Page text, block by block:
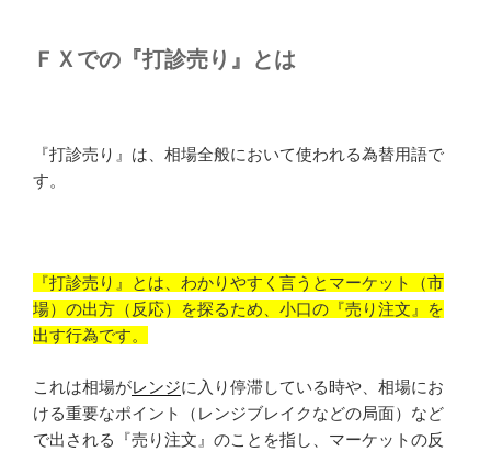
ＦＸでの『打診売り』とは
『打診売り』は、相場全般において使われる為替用語で
す。
『打診売り』とは、わかりやすく言うとマーケット（市
場）の出方（反応）を探るため、小口の『売り注文』を
出す行為です。
これは相場がレンジに入り停滞している時や、相場にお
ける重要なポイント（レンジブレイクなどの局面）など
で出される『売り注文』のことを指し、マーケットの反